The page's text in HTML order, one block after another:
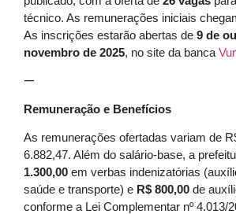
técnico. As remunerações iniciais
As inscrições estarão abertas de 9 de
novembro de 2025, no site da banca
—
Remuneração e Benefícios
As remunerações ofertadas variam de
6.882,47. Além do salário-base, a
1.300,00 em verbas indenizatórias
saúde e transporte) e R$ 800,00 de
conforme a Lei Complementar nº 4.013/